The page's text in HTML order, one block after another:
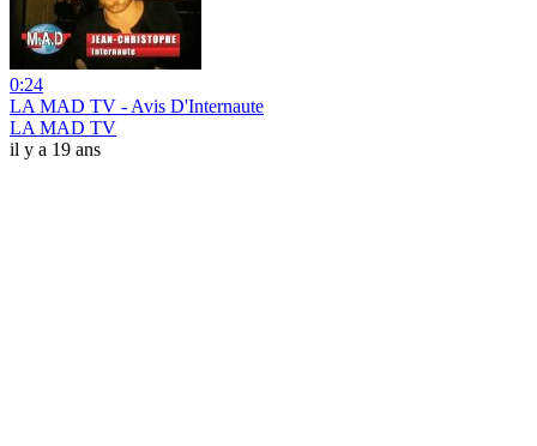
0:24
LA MAD TV - Avis D'Internaute
LA MAD TV
il y a 19 ans